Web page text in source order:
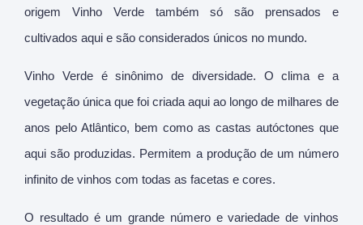
origem Vinho Verde também só são prensados e
cultivados aqui e são considerados únicos no mundo.
Vinho Verde é sinônimo de diversidade. O clima e a
vegetação única que foi criada aqui ao longo de milhares de
anos pelo Atlântico, bem como as castas autóctones que
aqui são produzidas. Permitem a produção de um número
infinito de vinhos com todas as facetas e cores.
O resultado é um grande número e variedade de vinhos